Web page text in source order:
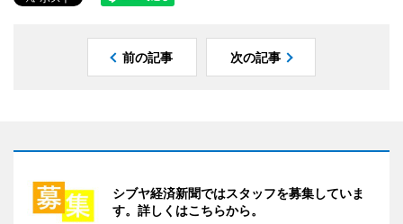
前の記事 次の記事
シブヤ経済新聞ではスタッフを募集していま
す。詳しくはこちらから。